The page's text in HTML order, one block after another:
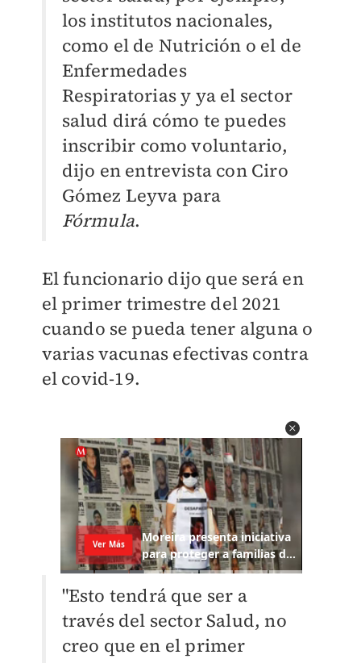
los institutos nacionales,
como el de Nutrición o el de
Enfermedades
Respiratorias y ya el sector
salud dirá cómo te puedes
inscribir como voluntario,
dijo en entrevista con Ciro
Gómez Leyva para
Fórmula.
El funcionario dijo que será en
el primer trimestre del 2021
cuando se pueda tener alguna o
varias vacunas efectivas contra
el covid-19.
"Esto tendrá que ser a
través del sector Salud, no
creo que en el primer